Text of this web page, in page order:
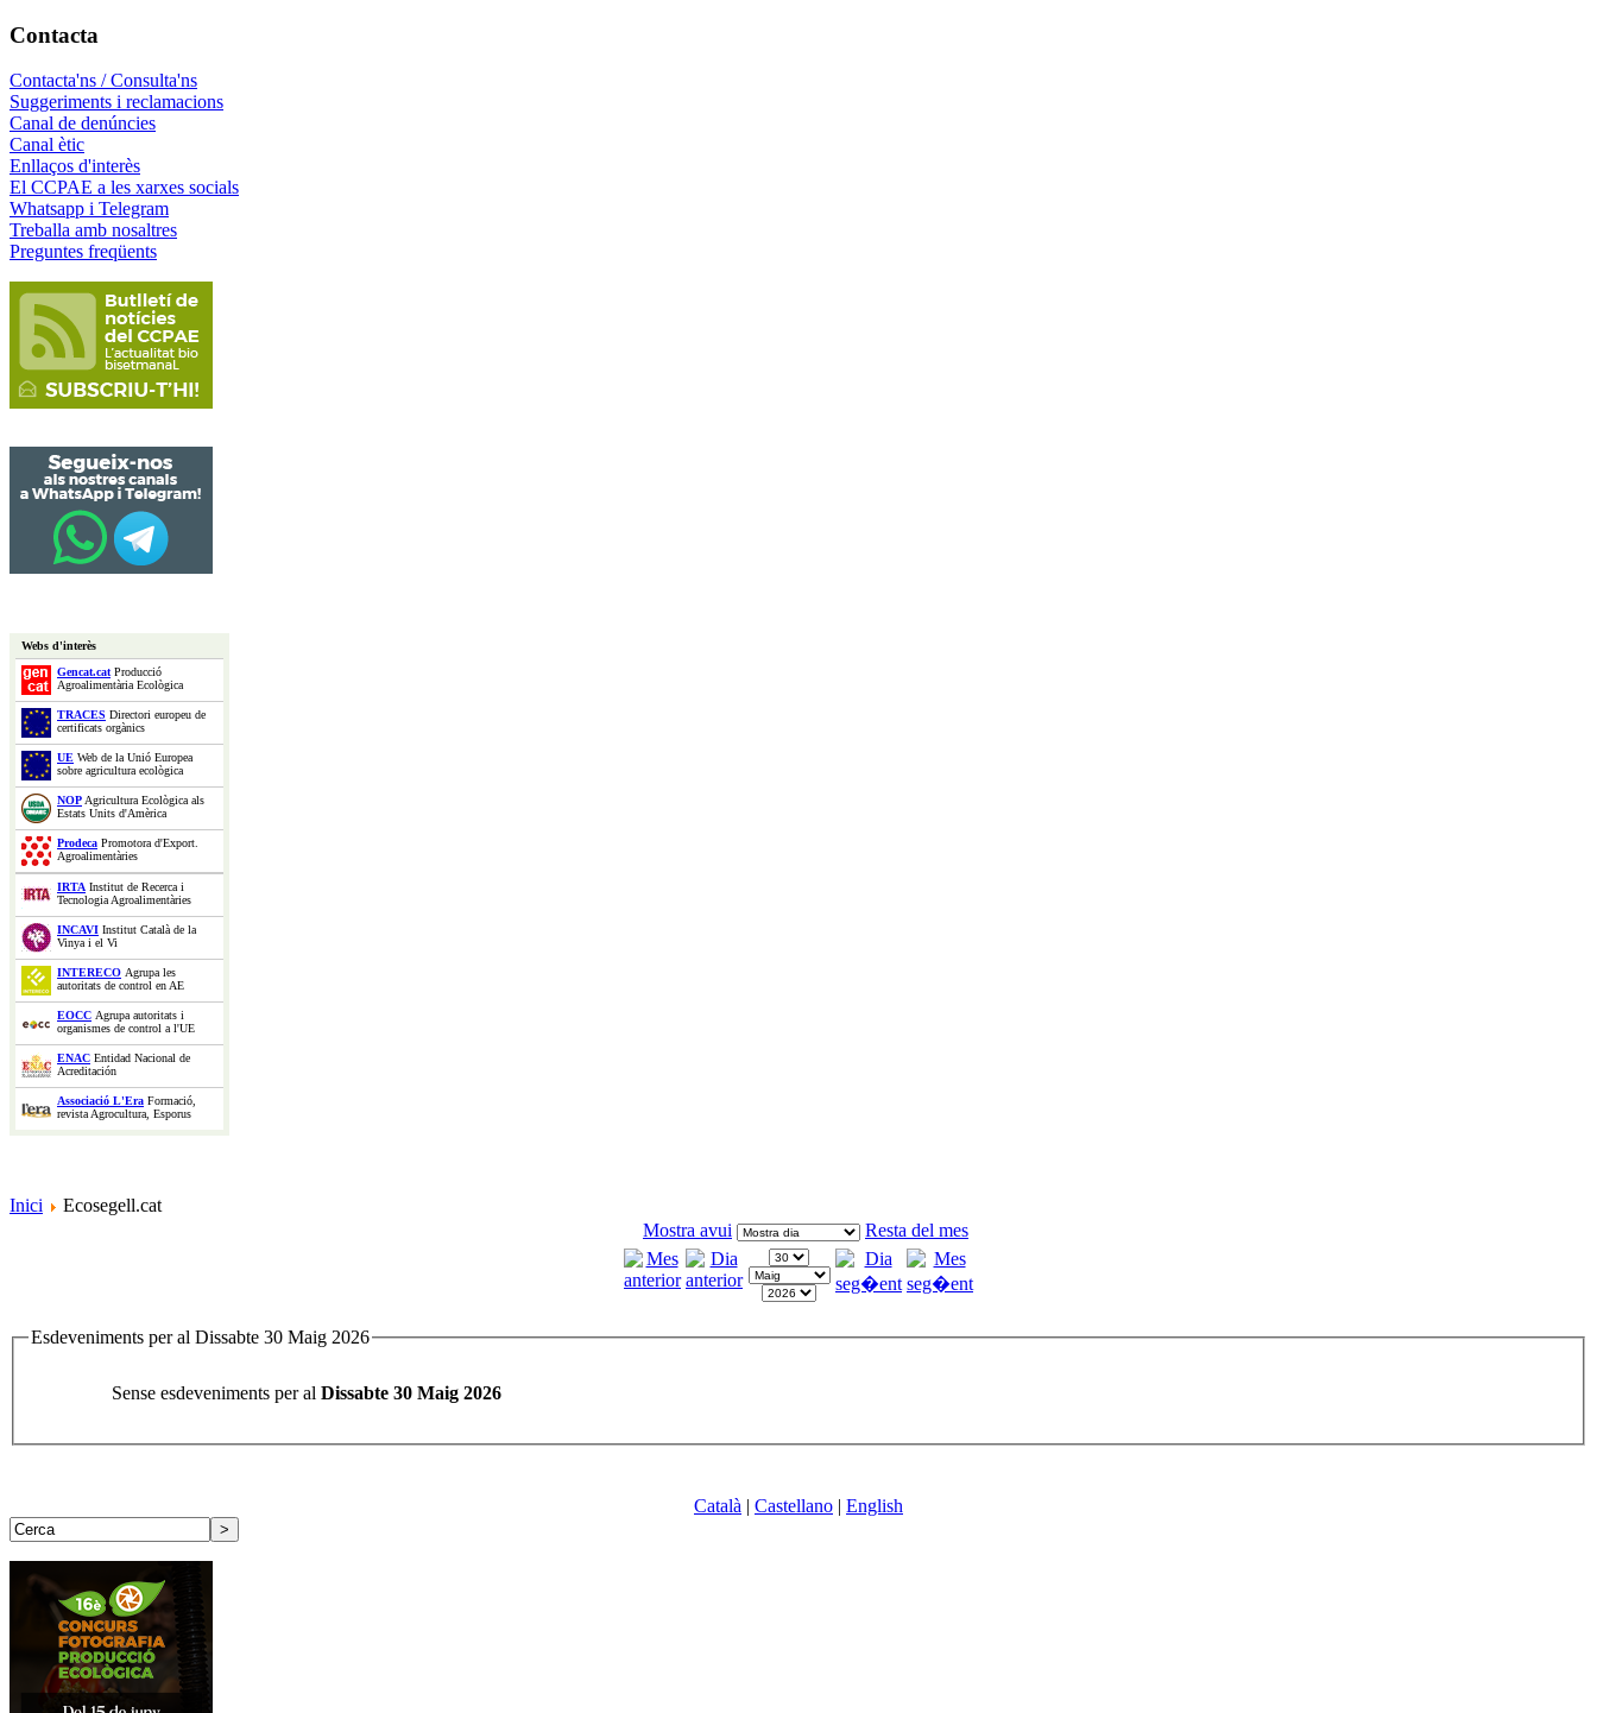
Contacta
Contacta'ns / Consulta'ns
Suggeriments i reclamacions
Canal de denúncies
Canal ètic
Enllaços d'interès
El CCPAE a les xarxes socials
Whatsapp i Telegram
Treballa amb nosaltres
Preguntes freqüents
Webs d'interès
Gencat.catProducció
Agroalimentària Ecològica
TRACES Directori europeu de
certificats orgànics
UE Web de la Unió Europea
sobre agricultura ecològica
NOPAgricultura Ecològica als
Estats Units d'Amèrica
Prodeca Promotora d'Export.
Agroalimentàries
IRTA Institut de Recerca i
Tecnologia Agroalimentàries
INCAVI Institut Català de la
Vinya i el Vi
INTERECO Agrupa les
autoritats de control en AE
EOCC Agrupa autoritats i
organismes de control a l'UE
ENAC Entidad Nacional de
Acreditación
Associació L'Era Formació,
revista Agrocultura, Esporus
Inici
Ecosegell.cat
Mostra avui
Resta del mes
Esdeveniments per al Dissabte 30 Maig 2026
Sense esdeveniments per al Dissabte 30 Maig 2026
Català | Castellano | English